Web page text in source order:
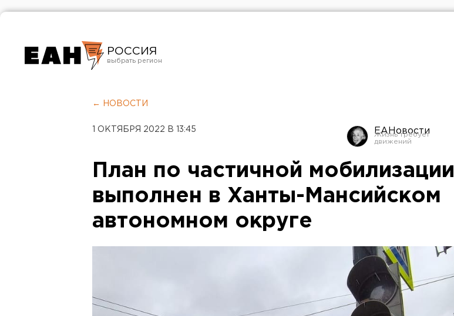
РОССИЯ
Челябинск
← НОВОСТИ
1 ОКТЯБРЯ 2022 В 13:45 ЕАНовости
План по частичной мобилизации
выполнен в Ханты-Мансийском
автономном округе